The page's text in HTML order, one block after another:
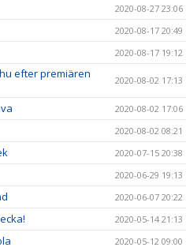
2020-08-27 23:06
2020-08-17 20:49
2020-08-17 19:12
efter premiären
2020-08-02 17:13
2020-08-02 17:06
2020-08-02 08:21
2020-07-15 20:38
2020-06-29 19:13
2020-06-07 20:22
2020-05-14 21:13
2020-05-12 09:00